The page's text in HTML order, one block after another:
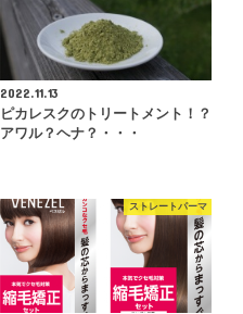
2022.11.13
ピカレスクのトリートメント！？
アワル？ヘナ？・・・
ストレートパーマ